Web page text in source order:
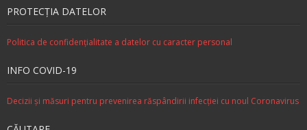
PROTECŢIA DATELOR
Politica de confidenţialitate a datelor cu caracter personal
INFO COVID-19
Decizii şi măsuri pentru prevenirea răspândirii infecţiei cu noul Coronavirus